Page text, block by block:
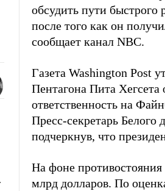
обсудить пути быстрого
после того как он
сообщает канал NBC.
Газета Washington Post
Пентагона Пита
ответственность на
Пресс-секретарь Белого
подчеркнув, что
На фоне
млрд долларов. По